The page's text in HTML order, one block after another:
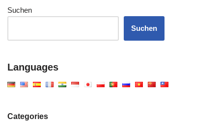
Suchen
Suchen
Languages
Categories